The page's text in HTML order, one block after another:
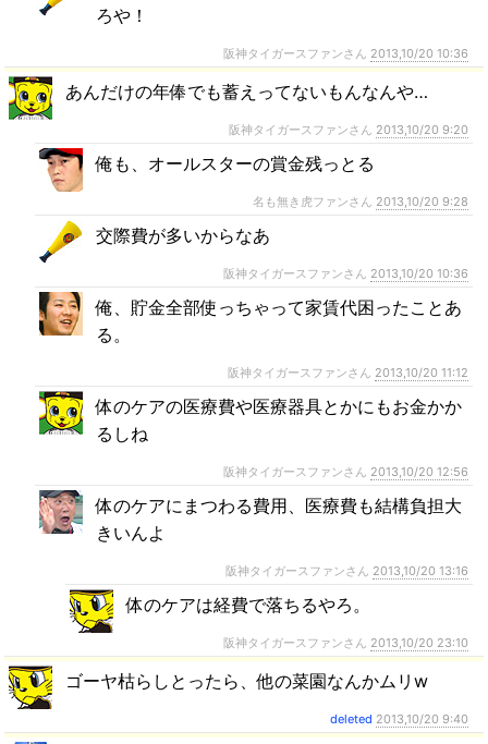
ろや！
阪神タイガースファンさん 2013,10/20 10:36
あんだけの年俸でも蓄えってないもんなんや…
阪神タイガースファンさん 2013,10/20 9:20
俺も、オールスターの賞金残っとる
名も無き虎ファンさん 2013,10/20 9:28
交際費が多いからなあ
阪神タイガースファンさん 2013,10/20 10:36
俺、貯金全部使っちゃって家賃代困ったことあ
る。
阪神タイガースファンさん 2013,10/20 11:12
体のケアの医療費や医療器具とかにもお金かか
るしね
阪神タイガースファンさん 2013,10/20 12:56
体のケアにまつわる費用、医療費も結構負担大
きいんよ
阪神タイガースファンさん 2013,10/20 13:16
体のケアは経費で落ちるやろ。
阪神タイガースファンさん 2013,10/20 23:10
ゴーヤ枯らしとったら、他の菜園なんかムリw
deleted 2013,10/20 9:40